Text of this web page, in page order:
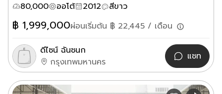
80,000 ออโต้ 2012 สีขาว
฿ 1,999,000ผ่อนเริ่มต้น ฿ 22,445 / เดือน
ดีไซน์ ฉันชนก
กรุงเทพมหานคร
แชท